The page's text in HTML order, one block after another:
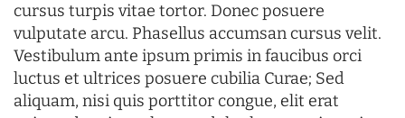
cursus turpis vitae tortor. Donec posuere
vulputate arcu. Phasellus accumsan cursus velit.
Vestibulum ante ipsum primis in faucibus orci
luctus et ultrices posuere cubilia Curae; Sed
aliquam, nisi quis porttitor congue, elit erat